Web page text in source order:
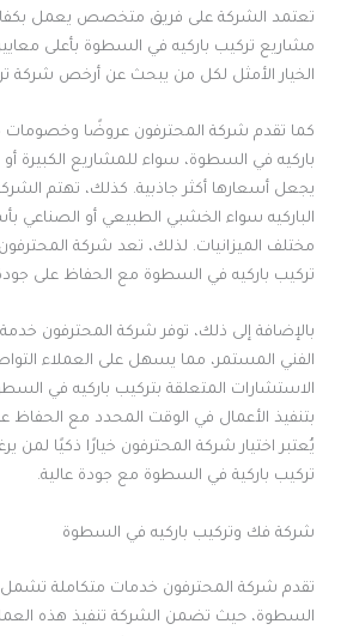
تعتمد الشركة على فريق متخصص يعمل
مشاريع تركيب باركيه في السطوة بأعلى
الخيار الأمثل لكل من يبحث عن أرخص شركة
كما تقدم شركة المحترفون عروضًا
باركيه في السطوة، سواء للمشاريع الكبيرة أو
يجعل أسعارها أكثر جاذبية. كذلك، تهتم
الباركيه سواء الخشبي الطبيعي أو الصناعي
مختلف الميزانيات. لذلك، تعد شركة
تركيب باركيه في السطوة مع الحفاظ على
بالإضافة إلى ذلك، توفر شركة المحترفون خدمة
الفني المستمر، مما يسهل على العملاء
الاستشارات المتعلقة بتركيب باركيه في
بتنفيذ الأعمال في الوقت المحدد مع الحفاظ
يُعتبر اختيار شركة المحترفون خيارًا ذكيًا
تركيب باركية في السطوة مع جودة عالية.
شركة فك وتركيب باركيه في السطوة
تقدم شركة المحترفون خدمات متكاملة تشمل
السطوة، حيث تضمن الشركة تنفيذ هذه